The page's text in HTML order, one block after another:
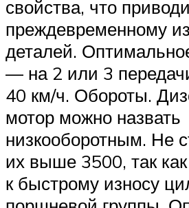
свойства, что
преждевременному
деталей.
— на 2 или 3
40 км/ч. Обороты.
мотор можно назвать
низкооборотным. Не
их выше 3500, так
к быстрому износу